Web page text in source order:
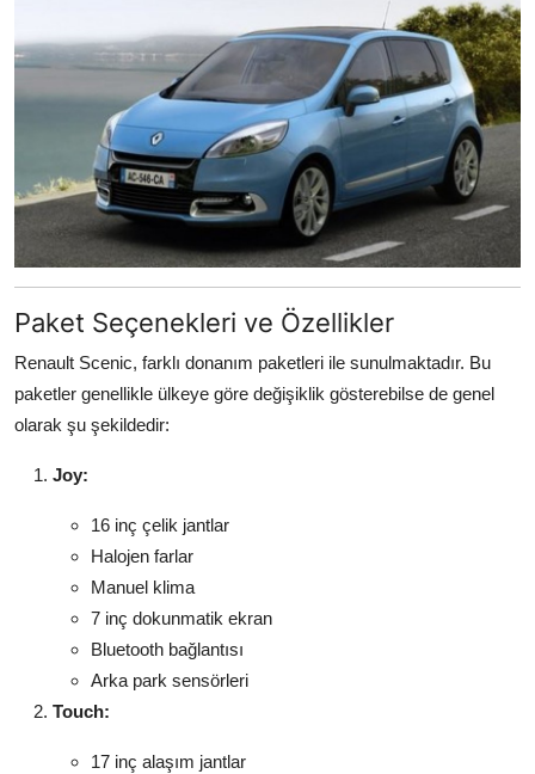
Paket Seçenekleri ve Özellikler
Renault Scenic, farklı donanım paketleri ile sunulmaktadır. Bu
paketler genellikle ülkeye göre değişiklik gösterebilse de genel
olarak şu şekildedir:
Joy:
16 inç çelik jantlar
Halojen farlar
Manuel klima
7 inç dokunmatik ekran
Bluetooth bağlantısı
Arka park sensörleri
Touch:
17 inç alaşım jantlar